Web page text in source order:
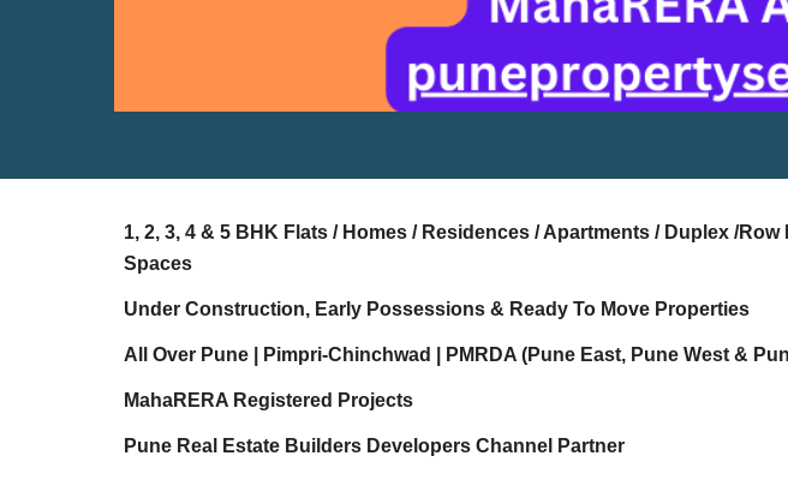
1, 2, 3, 4 & 5 BHK Flats / Homes / Residences / Apartments / Duplex /
Spaces
Under Construction, Early Possessions & Ready To Move Properties
All Over Pune | Pimpri-Chinchwad | PMRDA (Pune East, Pune West &
MahaRERA Registered Projects
Pune Real Estate Builders Developers Channel Partner